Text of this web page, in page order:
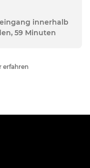
innerhalb
59 Minuten
erfahren